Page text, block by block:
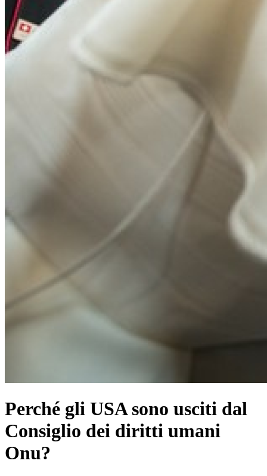
Perché gli USA sono usciti dal
Consiglio dei diritti umani
Onu?